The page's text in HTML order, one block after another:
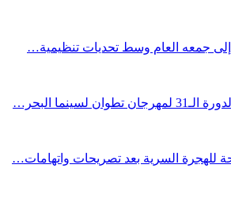
إلى جمعه العام وسط تحديات تنظيمية…
للهجرة السرية بعد تصريحات واتهامات…